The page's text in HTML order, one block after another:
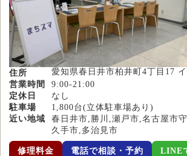
住所
愛知県春日井市柏井町4丁目17
営業時間
9:00-21:00
定休日
なし
駐車場
1,800台(立体駐車場あり)
近い地域
春日井市,勝川,瀬戸市,名古屋市
久手市,多治見市
修理料金 電話で相談・予約 LINE